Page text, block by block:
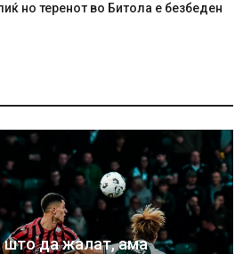
но теренот во Битола е безбеден
што да жалат, ама